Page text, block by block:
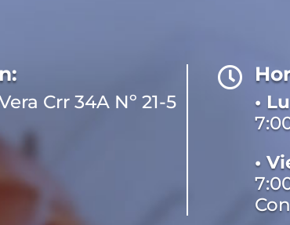
Crr 34A Nº 21-5

•
•